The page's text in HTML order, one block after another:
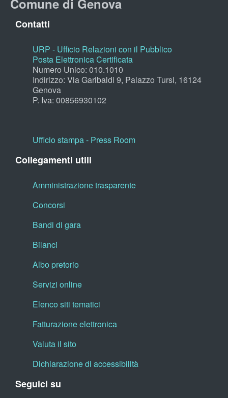
Comune di Genova
Contatti
URP - Ufficio Relazioni con il Pubblico
Posta Elettronica Certificata
Numero Unico: 010.1010
Indirizzo: Via Garibaldi 9, Palazzo Tursi, 16124
Genova
P. Iva: 00856930102
Ufficio stampa - Press Room
Collegamenti utili
Amministrazione trasparente
Concorsi
Bandi di gara
Bilanci
Albo pretorio
Servizi online
Elenco siti tematici
Fatturazione elettronica
Valuta il sito
Dichiarazione di accessibilità
Seguici su